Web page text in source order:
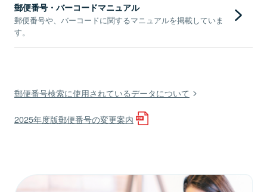
郵便番号・バーコードマニュアル
郵便番号や、バーコードに関するマニュアルを掲載していま
す。
郵便番号検索に使用されているデータについて
2025年度版郵便番号の変更案内